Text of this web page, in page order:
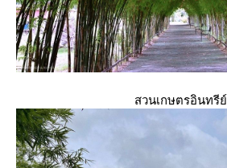
สวนเกษตรอินทรีย์